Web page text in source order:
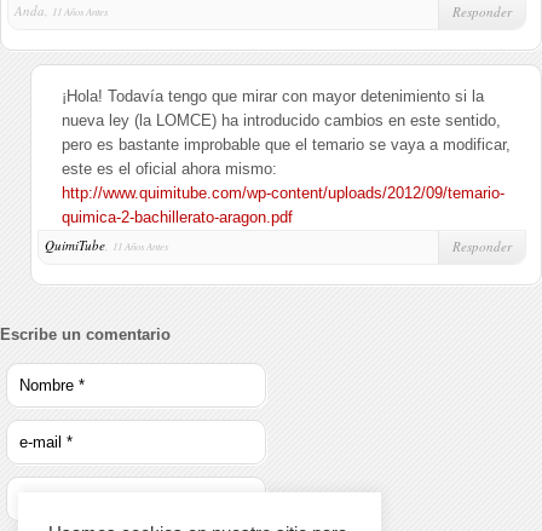
Anda,
11 Años Antes Responder
¡Hola! Todavía tengo que mirar con mayor detenimiento si la
nueva ley (la LOMCE) ha introducido cambios en este sentido,
pero es bastante improbable que el temario se vaya a modificar,
este es el oficial ahora mismo:
http://www.quimitube.com/wp-content/uploads/2012/09/temario-
quimica-2-bachillerato-aragon.pdf
QuimiTube, 11 Años Antes Responder
Escribe un comentario